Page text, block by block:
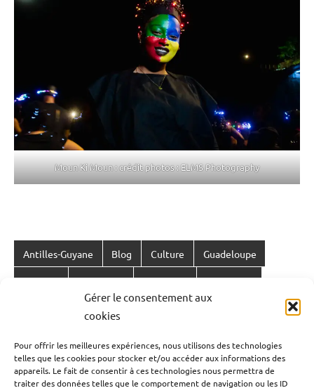
Gérer le consentement aux
cookies
Pour offrir les meilleures expériences, nous utilisons des technologies
telles que les cookies pour stocker et/ou accéder aux informations des
appareils. Le fait de consentir à ces technologies nous permettra de
traiter des données telles que le comportement de navigation ou les ID
Moun Ki Moun : crédit photos : ELMS Photography
avec
carnaval
de
la
Antilles-Guyane Blog Culture Guadeloupe
Histoire Interviews Outremer Reportage
Navigation
de
Publication précédente
L’Equateur en situation de » conflit armé
interne » depuis l’évasion de José Adolfo Macias,